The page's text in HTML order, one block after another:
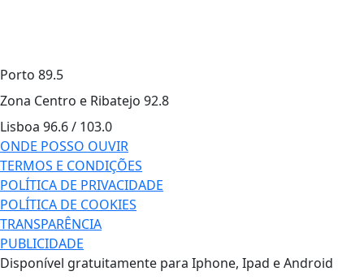
Porto 89.5
Zona Centro e Ribatejo 92.8
Lisboa 96.6 / 103.0
ONDE POSSO OUVIR
TERMOS E CONDIÇÕES
POLÍTICA DE PRIVACIDADE
POLÍTICA DE COOKIES
TRANSPARÊNCIA
PUBLICIDADE
Disponível gratuitamente para Iphone, Ipad e Android